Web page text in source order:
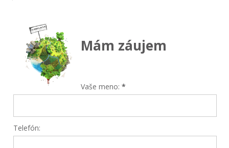
Mám záujem
Vaše meno: *
Telefón: